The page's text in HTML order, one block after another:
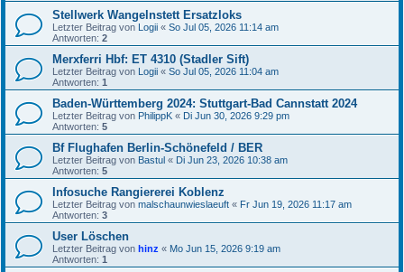
Stellwerk Wangelnstett Ersatzloks
Letzter Beitrag von Logii « So Jul 05, 2026 11:14 am
Antworten: 2
Merxferri Hbf: ET 4310 (Stadler Sift)
Letzter Beitrag von Logii « So Jul 05, 2026 11:04 am
Antworten: 1
Baden-Württemberg 2024: Stuttgart-Bad Cannstatt 2024
Letzter Beitrag von PhilippK « Di Jun 30, 2026 9:29 pm
Antworten: 5
Bf Flughafen Berlin-Schönefeld / BER
Letzter Beitrag von Bastul « Di Jun 23, 2026 10:38 am
Antworten: 5
Infosuche Rangiererei Koblenz
Letzter Beitrag von malschaunwieslaeuft « Fr Jun 19, 2026 11:17 am
Antworten: 3
User Löschen
Letzter Beitrag von hinz « Mo Jun 15, 2026 9:19 am
Antworten: 1